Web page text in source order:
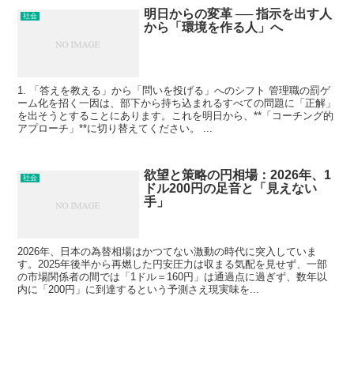
社会
明日からの変革 ── 指示を出す人
から「環境を作る人」へ
1. 「答えを教える」から「問いを投げる」へのシフト 管理職の罰ゲ
ーム化を招く一因は、部下から持ち込まれるすべての問題に「正解」
を出そうとすることにあります。これを明日から、**「コーチング的
アプローチ」**に切り替えてください。 ...
社会
欲望と策略の円相場：2026年、1
ドル200円の足音と「見えない
手」
2026年、日本の為替相場はかつてない激動の時代に突入していま
す。2025年後半から再燃した円安圧力は収まる気配を見せず、一部
の市場関係者の間では「1ドル＝160円」は通過点に過ぎず、数年以
内に「200円」に到達するという予測さえ現実味を...